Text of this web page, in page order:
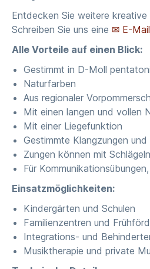
Entdecken Sie weitere
Schreiben Sie uns eine ✉ E-Mail
Alle Vorteile auf einen Blick:
Gestimmt in D-Moll
Naturfarben
Aus regionaler
Mit einen langen und vollen
Mit einer Liegefunktion
Gestimmte Klangzungen
Zungen können mit
Für
Einsatzmöglichkeiten:
Kindergärten und Schulen
Familienzentren und
Integrations- und
Musiktherapie und private